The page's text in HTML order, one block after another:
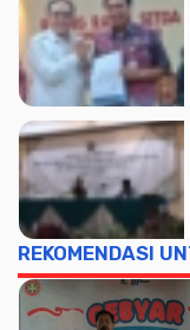
REKOMENDASI